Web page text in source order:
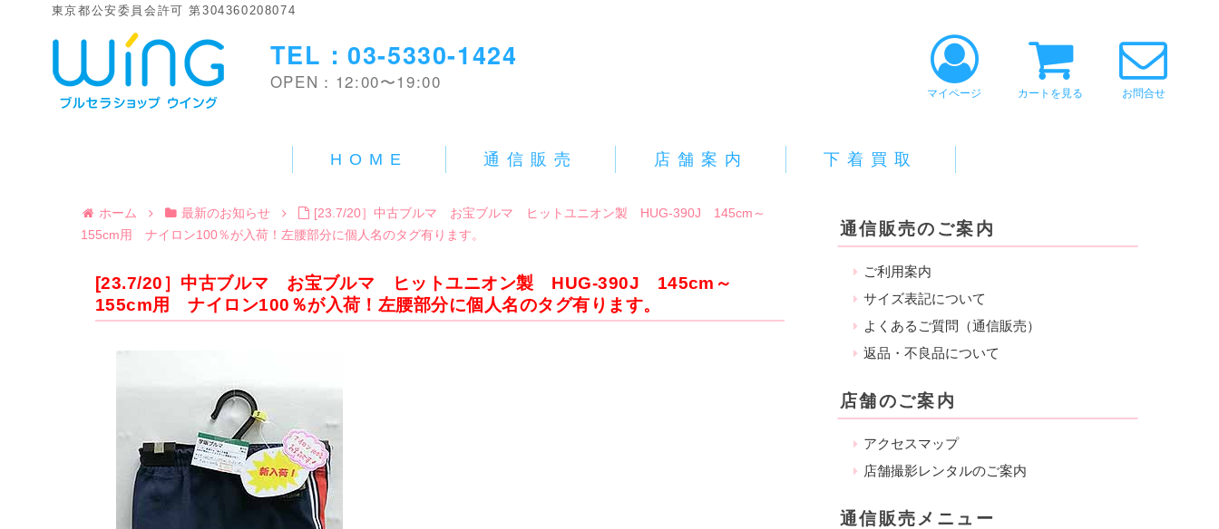
東京都公安委員会許可 第304360208074
TEL：03-5330-1424
OPEN：12:00〜19:00
マイページ カートを見る お問合せ
HOME 通信販売 店舗案内 下着買取
ホーム 最新のお知らせ
[23.7/20］中古ブルマ お宝ブルマ ヒットユニオン製 HUG-390J 145cm～
155cm用 ナイロン100％が入荷！左腰部分に個人名のタグ有ります。
[23.7/20］中古ブルマ お宝ブルマ ヒットユニオン製 HUG-390J 145cm～
155cm用 ナイロン100％が入荷！左腰部分に個人名のタグ有ります。
通信販売のご案内
ご利用案内
サイズ表記について
よくあるご質問（通信販売）
返品・不良品について
店舗のご案内
アクセスマップ
店舗撮影レンタルのご案内
通信販売メニュー